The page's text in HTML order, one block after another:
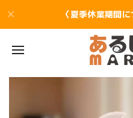
〈夏季休業期間